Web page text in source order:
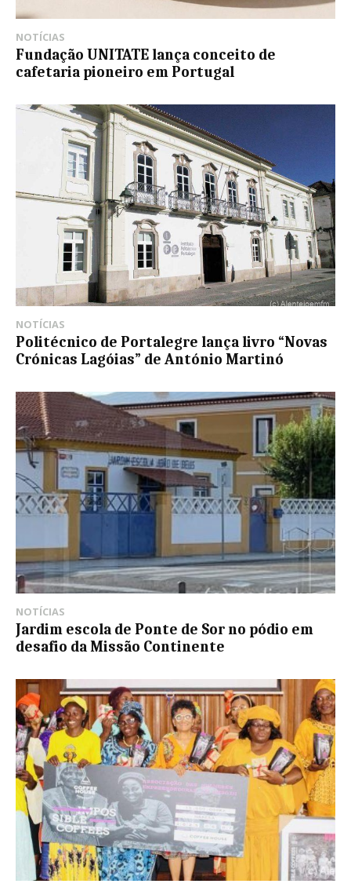
NOTÍCIAS
Fundação UNITATE lança conceito de
cafetaria pioneiro em Portugal
NOTÍCIAS
Politécnico de Portalegre lança livro “Novas
Crónicas Lagóias” de António Martinó
NOTÍCIAS
Jardim escola de Ponte de Sor no pódio em
desafio da Missão Continente